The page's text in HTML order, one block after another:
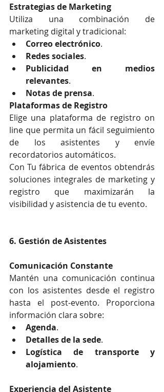
Estrategias de Marketing
Utiliza una combinación de
marketing digital y tradicional:
Correo electrónico.
Redes sociales.
Publicidad en medios
relevantes.
Notas de prensa.
Plataformas de Registro
Elige una plataforma de registro on
line que permita un fácil seguimiento
de los asistentes y envíe
recordatorios automáticos.
Con Tu fábrica de eventos obtendrás
soluciones integrales de marketing y
registro que maximizarán la
visibilidad y asistencia de tu evento.
6. Gestión de Asistentes
Comunicación Constante
Mantén una comunicación continua
con los asistentes desde el registro
hasta el post-evento. Proporciona
información clara sobre:
Agenda.
Detalles de la sede.
Logística de transporte y
alojamiento.
Experiencia del Asistente